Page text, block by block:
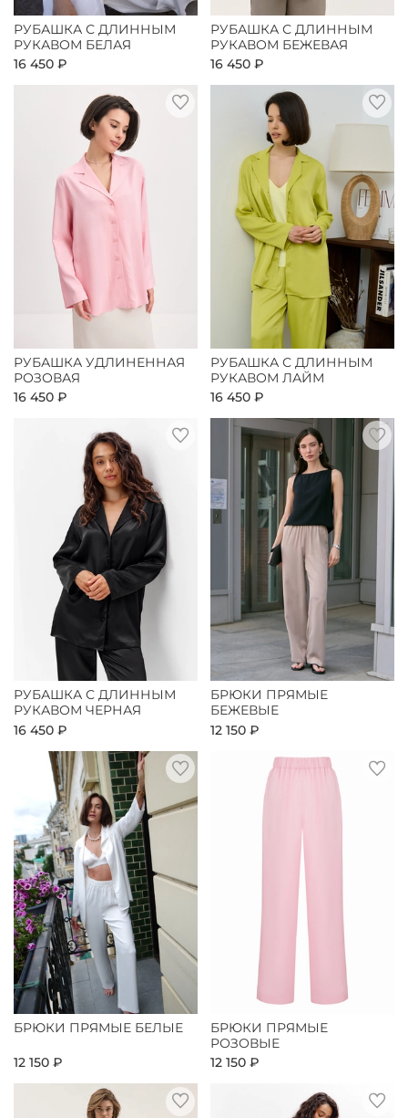
РУБАШКА С ДЛИННЫМ
РУКАВОМ БЕЛАЯ
16 450 ₽
РУБАШКА С ДЛИННЫМ
РУКАВОМ БЕЖЕВАЯ
16 450 ₽
РУБАШКА УДЛИНЕННАЯ
РОЗОВАЯ
16 450 ₽
РУБАШКА С ДЛИННЫМ
РУКАВОМ ЛАЙМ
16 450 ₽
РУБАШКА С ДЛИННЫМ
РУКАВОМ ЧЕРНАЯ
16 450 ₽
БРЮКИ ПРЯМЫЕ
БЕЖЕВЫЕ
12 150 ₽
БРЮКИ ПРЯМЫЕ БЕЛЫЕ
12 150 ₽
БРЮКИ ПРЯМЫЕ
РОЗОВЫЕ
12 150 ₽